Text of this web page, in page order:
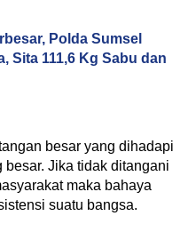
Polda Sumsel
Sita 111,6 Kg Sabu dan
besar yang dihadapi
besar. Jika tidak ditangani
maka bahaya
suatu bangsa.